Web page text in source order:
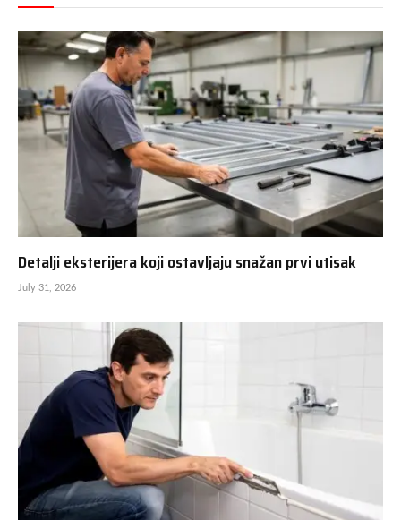
Detalji eksterijera koji ostavljaju snažan prvi utisak
July 31, 2026